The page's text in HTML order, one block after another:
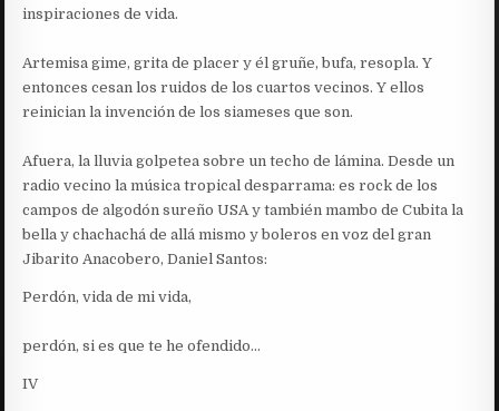
inspiraciones de vida.
Artemisa gime, grita de placer y él gruñe, bufa, resopla. Y
entonces cesan los ruidos de los cuartos vecinos. Y ellos
reinician la invención de los siameses que son.
Afuera, la lluvia golpetea sobre un techo de lámina. Desde un
radio vecino la música tropical desparrama: es rock de los
campos de algodón sureño USA y también mambo de Cubita la
bella y chachachá de allá mismo y boleros en voz del gran
Jibarito Anacobero, Daniel Santos:
Perdón, vida de mi vida,
perdón, si es que te he ofendido…
IV